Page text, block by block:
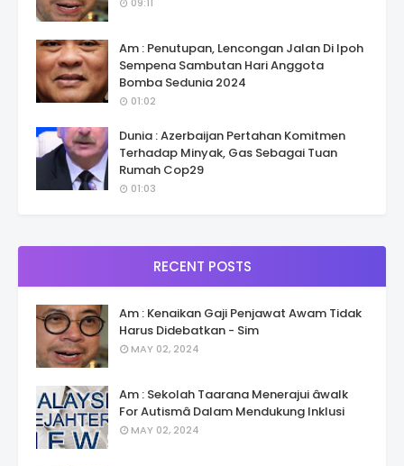
09:11
Am : Penutupan, Lencongan Jalan Di Ipoh
Sempena Sambutan Hari Anggota
Bomba Sedunia 2024
01:02
Dunia : Azerbaijan Pertahan Komitmen
Terhadap Minyak, Gas Sebagai Tuan
Rumah Cop29
01:03
RECENT POSTS
Am : Kenaikan Gaji Penjawat Awam Tidak
Harus Didebatkan - Sim
MAY 02, 2024
Am : Sekolah Taarana Menerajui âwalk
For Autismâ Dalam Mendukung Inklusi
MAY 02, 2024